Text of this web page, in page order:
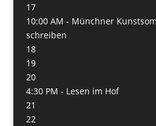
17
10:00 AM - Münchner
schreiben
18
19
20
4:30 PM - Lesen im Hof
21
22